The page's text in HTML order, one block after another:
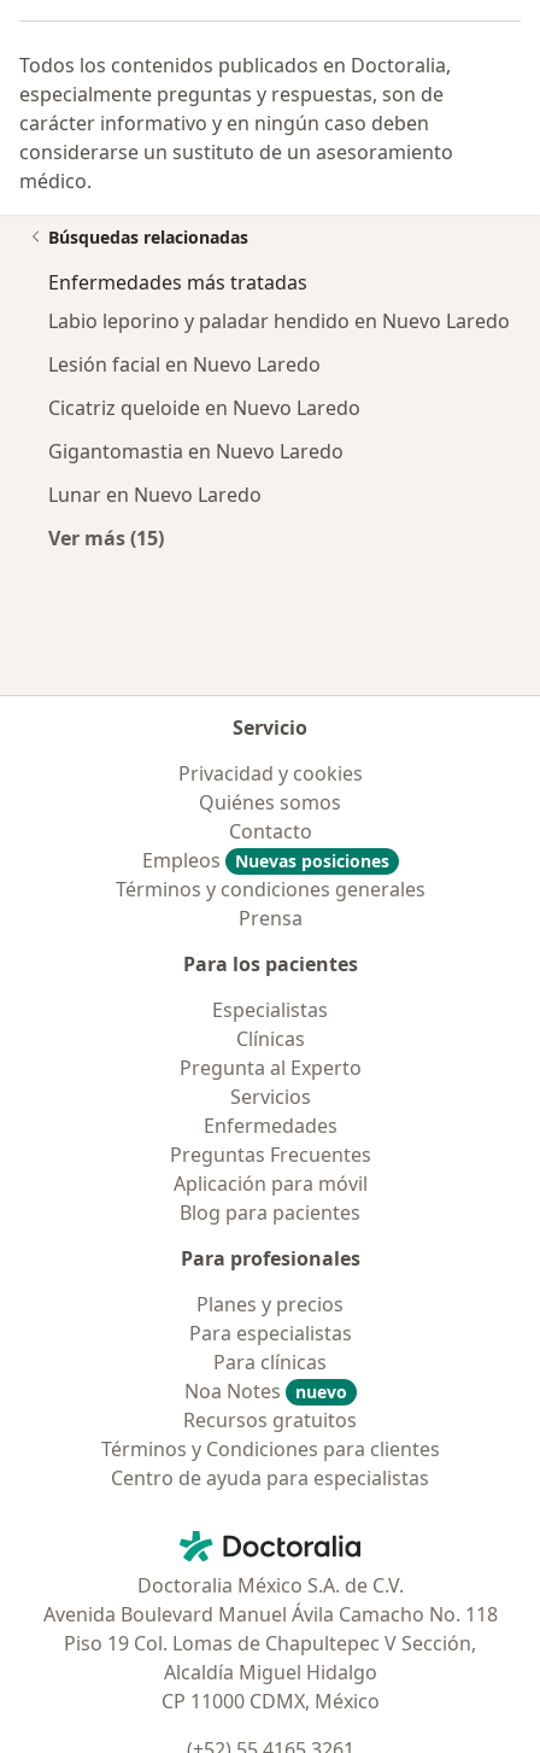
Todos los contenidos publicados en Doctoralia,
especialmente preguntas y respuestas, son de
carácter informativo y en ningún caso deben
considerarse un sustituto de un asesoramiento
médico.
Búsquedas relacionadas
Enfermedades más tratadas
Labio leporino y paladar hendido en Nuevo Laredo
Lesión facial en Nuevo Laredo
Cicatriz queloide en Nuevo Laredo
Gigantomastia en Nuevo Laredo
Lunar en Nuevo Laredo
Ver más (15)
Servicio
Privacidad y cookies
Quiénes somos
Contacto
Empleos
Nuevas posiciones
Términos y condiciones generales
Prensa
Para los pacientes
Especialistas
Clínicas
Pregunta al Experto
Servicios
Enfermedades
Preguntas Frecuentes
Aplicación para móvil
Blog para pacientes
Para profesionales
Planes y precios
Para especialistas
Para clínicas
Noa Notes
nuevo
Recursos gratuitos
Términos y Condiciones para clientes
Centro de ayuda para especialistas
Doctoralia - Página de inicio
Doctoralia México S.A. de C.V.
Avenida Boulevard Manuel Ávila Camacho No. 118
Piso 19 Col. Lomas de Chapultepec V Sección,
Alcaldía Miguel Hidalgo
CP 11000 CDMX, México